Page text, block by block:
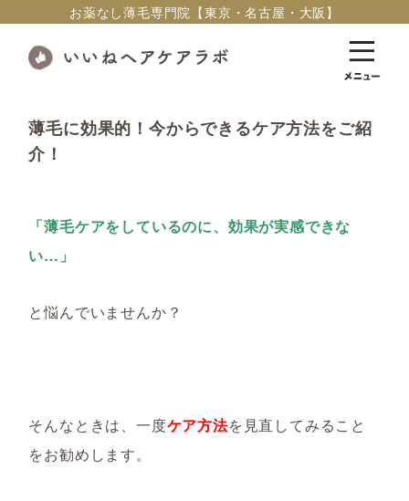
お薬なし薄毛専門院【東京・名古屋・大阪】
薄毛に効果的！今からできるケア方法をご紹
介！
「薄毛ケアをしているのに、効果が実感できな
い…」
と悩んでいませんか？
そんなときは、一度ケア方法を見直してみること
をお勧めします。